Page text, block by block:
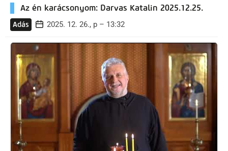
Az én karácsonyom: Darvas Katalin 2025.12.25.
Adás 2025. 12. 26., p – 13:32